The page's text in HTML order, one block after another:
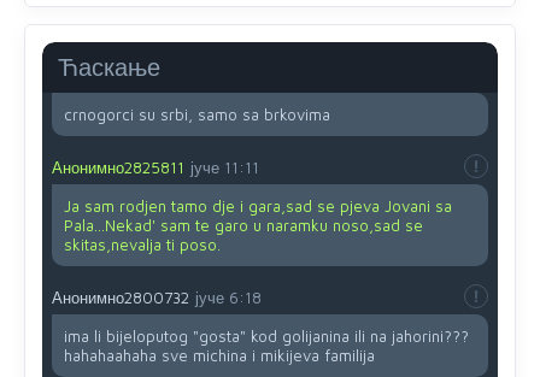
Ћаскање
muvjerujem.tekmi je 50 godina.
Анонимно2800732
crnogorci su srbi, samo sa brkovima
Анонимно2825811 јуче 11:11
Ja sam rodjen tamo dje i gara,sad se pjeva Jovani sa
Pala...Nekad' sam te garo u naramku noso,sad se
skitas,nevalja ti poso.
Анонимно2800732 јуче 6:18
ima li bijeloputog "gosta" kod golijanina ili na jahorini???
hahahaahaha sve michina i mikijeva familija